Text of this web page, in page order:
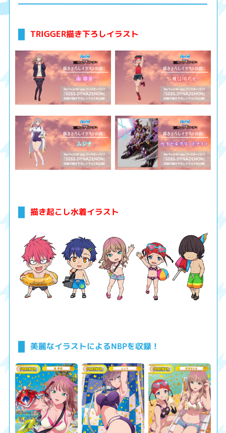
TRIGGER描き下ろしイラスト
描き起こし水着イラスト
美麗なイラストによるNBPを収録！